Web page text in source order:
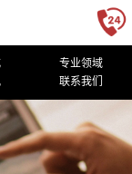
专业领域
联系我们